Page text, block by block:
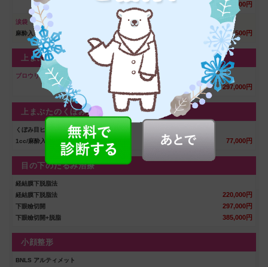
187,000円
涙袋
麻酔入り
49,500円
上まぶたのたるみ治療
ブロウリフト
297,000円
上まぶたのくぼみ治療
くぼみ目ヒアルロ酸注入
1cc/麻酔入り
77,000円
目の下のたるみ治療
経結膜下脱脂法
経結膜下脱脂法
220,000円
下眼瞼切開 297,000円
下眼瞼切開+脱脂 385,000円
小顔整形
BNLS アルティメット